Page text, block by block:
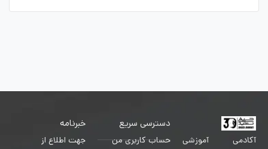
آکادمی آموزشی
دسترسی سریع
حساب کاربری من
خبرنامه
جهت اطلاع از